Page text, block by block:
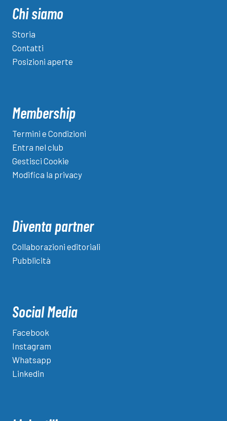
articoli
Chi siamo
Storia
Contatti
Posizioni aperte
Membership
Termini e Condizioni
Entra nel club
Gestisci Cookie
Modifica la privacy
Diventa partner
Collaborazioni editoriali
Pubblicità
Social Media
Facebook
Instagram
Whatsapp
Linkedin